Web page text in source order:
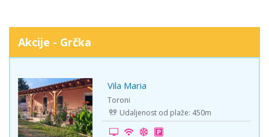
Akcije - Grčka
-15% Vila Maria
Toroni
Udaljenost od plaže: 450m